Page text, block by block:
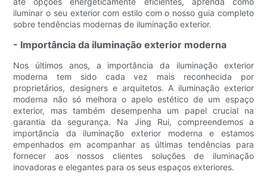
iluminar o seu exterior com estilo com o nosso guia completo
sobre tendências modernas de iluminação exterior.
- Importância da iluminação exterior moderna
Nos últimos anos, a importância da iluminação exterior
moderna tem sido cada vez mais reconhecida por
proprietários, designers e arquitetos. A iluminação exterior
moderna não só melhora o apelo estético de um espaço
exterior, mas também desempenha um papel crucial na
garantia da segurança. Na Jing Rui, compreendemos a
importância da iluminação exterior moderna e estamos
empenhados em acompanhar as últimas tendências para
fornecer aos nossos clientes soluções de iluminação
inovadoras e elegantes para os seus espaços exteriores.